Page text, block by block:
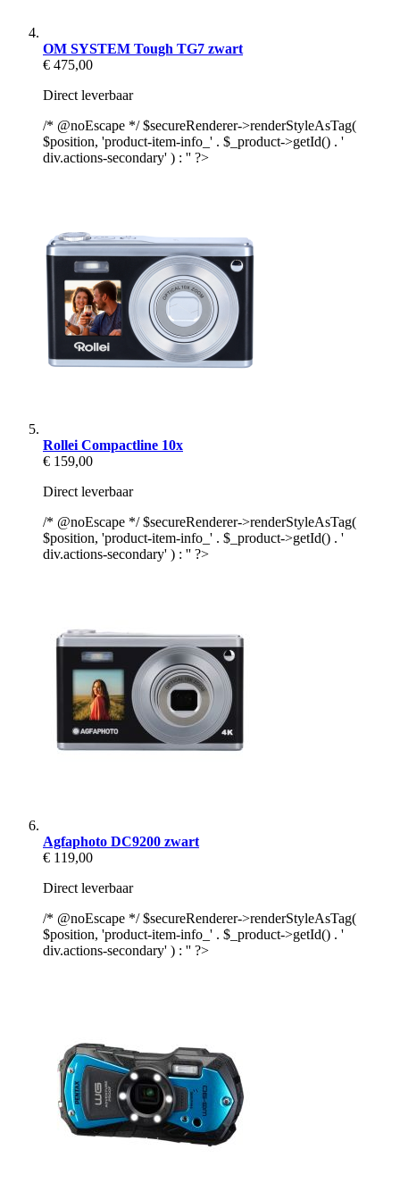
OM SYSTEM Tough TG7 zwart
€ 475,00
Direct leverbaar
/* @noEscape */ $secureRenderer->renderStyleAsTag(
$position, 'product-item-info_' . $_product->getId() . '
div.actions-secondary' ) : '' ?>
Rollei Compactline 10x
€ 159,00
Direct leverbaar
/* @noEscape */ $secureRenderer->renderStyleAsTag(
$position, 'product-item-info_' . $_product->getId() . '
div.actions-secondary' ) : '' ?>
Agfaphoto DC9200 zwart
€ 119,00
Direct leverbaar
/* @noEscape */ $secureRenderer->renderStyleAsTag(
$position, 'product-item-info_' . $_product->getId() . '
div.actions-secondary' ) : '' ?>